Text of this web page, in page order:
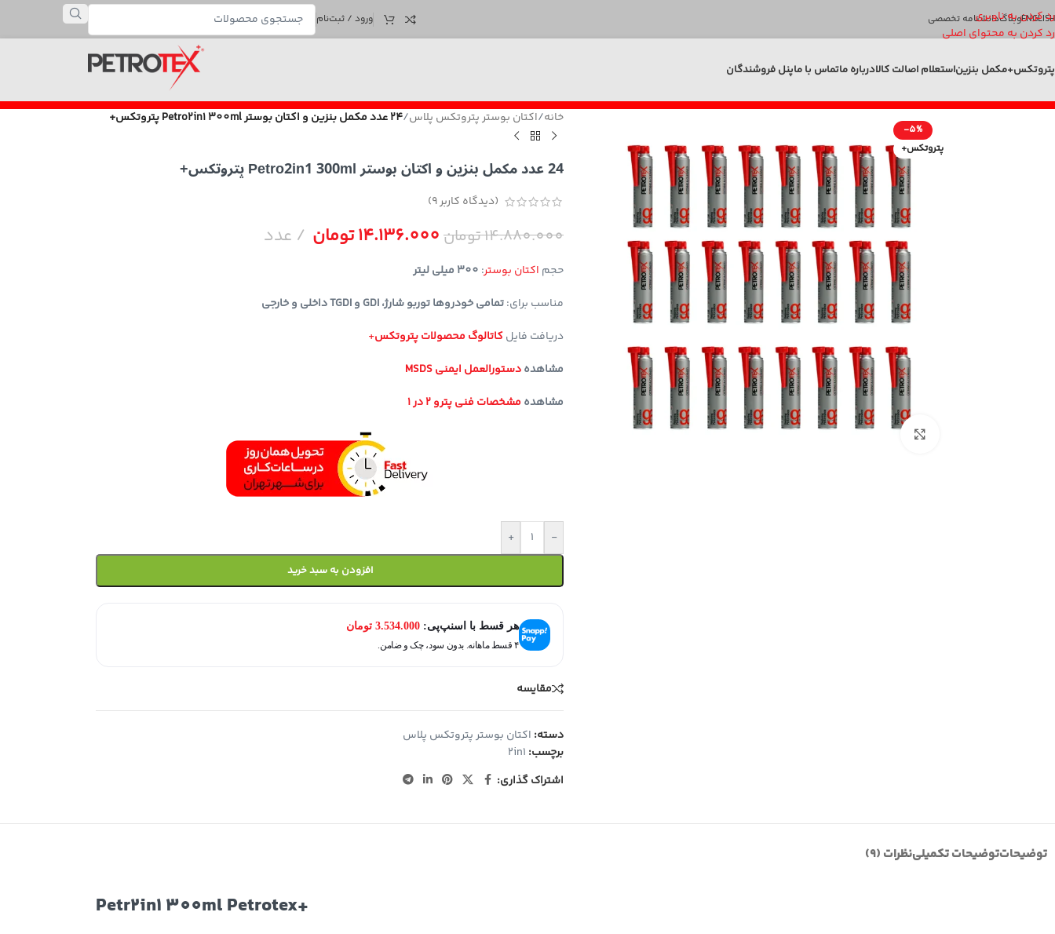
رد کردن به ناوبری
رد کردن به محتوای اصلی
ENGLISHوبلاگدانشنامه تخصصی ورود / ثبت‌نام
پتروتکس+مکمل بنزیناستعلام اصالت کالادرباره ماتماس با ماپنل فروشندگان
-5%
پتروتکس+
برای بزرگنمایی کلیک کنید
خانه/اکتان بوستر پتروتکس پلاس/24 عدد مکمل بنزین و اکتان بوستر Petro2in1 300ml پتروتکس+
24 عدد مکمل بنزین و اکتان بوستر Petro2in1 300ml پتروتکس+
(دیدگاه کاربر9
)
14.880.000تومان14.136.000تومان عدد
حجم اکتان بوستر: 300 میلی لیتر
مناسب برای:تمامی خودروها توربو شارژ، GDI و TGDI داخلی و خارجی
دریافت فایلکاتالوگ محصولات پتروتکس+
مشاهدهدستورالعمل ایمنی MSDS
مشاهده مشخصات فنی پترو 2 در 1
-
+
افزودن به سبد خرید
هر قسط با اسنپ‌پی: 3.534.000 تومان
۴ قسط ماهانه. بدون سود، چک و ضامن.
مقایسه
دسته: اکتان بوستر پتروتکس پلاس
برچسب: 2in1
اشتراک گذاری:
توضیحاتتوضیحات تکمیلینظرات (9)
Petr2in1 300ml Petrotex+